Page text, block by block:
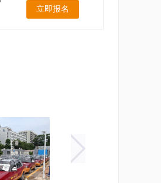
立即报名